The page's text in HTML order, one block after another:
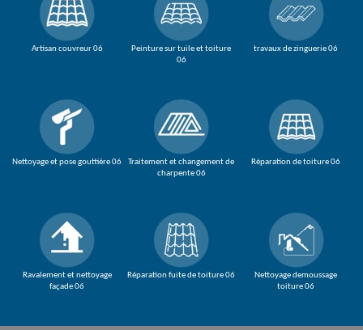
Artisan couvreur 06
Nettoyage et pose gouttière 06
Ravalement et nettoyage
façade 06
Peinture sur tuile et toiture
06
Traitement et changement de
charpente 06
Réparation fuite de toiture 06
travaux de zinguerie 06
Réparation de toiture 06
Nettoyage demoussage
toiture 06